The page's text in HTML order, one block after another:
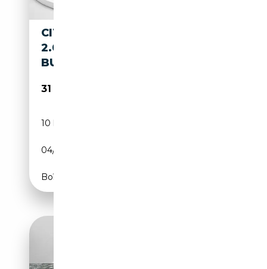
CITROEN SPACETOURER XL
2.0 BLUEHDI 180CV S&S
BUSINESS EAT8 9 POSTI
31 900€
10 km
04/2026
Boîte automatique